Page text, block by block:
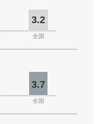
3.2
全国
3.7
全国